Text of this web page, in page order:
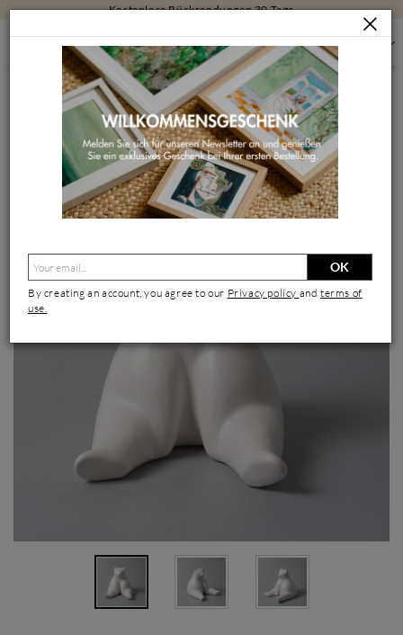
Kostenlose Rücksendungen 30 Tage
SKULPTUREN SKULPTUREN NACH GRÖSSE
MITTELGROSSE SKULPTUREN
Skulptur Ours von Nathalie Roverato | Skulptur Figurativ Tiere
Keramik
OK
By creating an account, you agree to our Privacy policy andterms of
use.